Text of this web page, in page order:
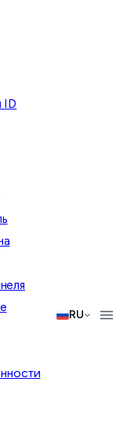
ID
RU